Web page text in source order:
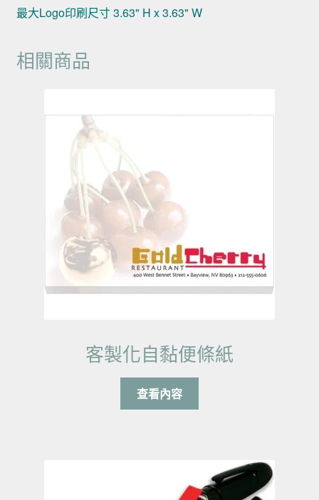
最大Logo印刷尺寸 3.63" H x 3.63" W
相關商品
客製化自黏便條紙
查看內容